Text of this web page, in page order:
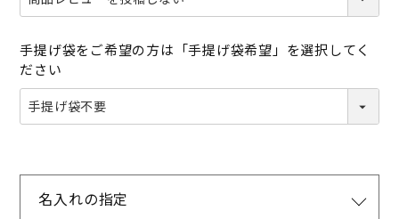
手提げ袋をご希望の方は「手提げ袋希望」を選択してく
ださい
名入れの指定